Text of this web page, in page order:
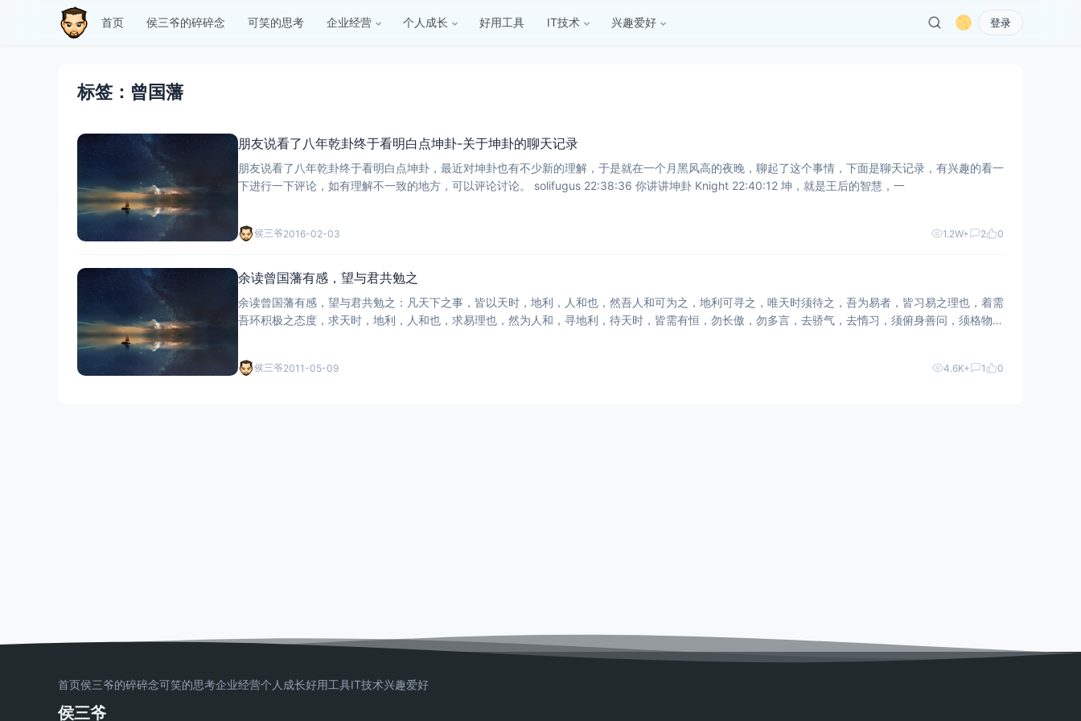
首页 侯三爷的碎碎念 可笑的思考 企业经营 个人成长 好用工具 IT技术 兴趣爱好 登录
标签：曾国藩
朋友说看了八年乾卦终于看明白点坤卦-关于坤卦的聊天记录
朋友说看了八年乾卦终于看明白点坤卦，最近对坤卦也有不少新的理解，于是就在一个月黑风高的夜晚，聊起了这个事情，下面是聊天记录，有兴趣的看一
下进行一下评论，如有理解不一致的地方，可以评论讨论。 solifugus 22:38:36 你讲讲坤卦 Knight 22:40:12 坤，就是王后的智慧，一
侯三爷2016-02-03 1.2W+ 2 0
余读曾国藩有感，望与君共勉之
余读曾国藩有感，望与君共勉之：凡天下之事，皆以天时，地利，人和也，然吾人和可为之，地利可寻之，唯天时须待之，吾为易者，皆习易之理也，着需
吾环积极之态度，求天时，地利，人和也，求易理也，然为人和，寻地利，待天时，皆需有恒，勿长傲，勿多言，去骄气，去惰习，须俯身善问，须格物诚
侯三爷2011-05-09 4.6K+ 1 0
首页侯三爷的碎碎念可笑的思考企业经营个人成长好用工具IT技术兴趣爱好
侯三爷